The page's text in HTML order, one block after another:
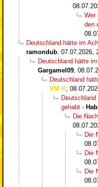
Wer
den
Deutschland hätte im
ramondub 07.07.2026,
Deutschland hätte
Gargamel09
Deutschland
VM
gehabt -
Die
Die
Die
Die